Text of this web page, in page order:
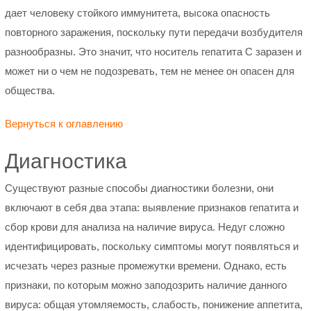
дает человеку стойкого иммунитета, высока опасность
повторного заражения, поскольку пути передачи возбудителя
разнообразны. Это значит, что носитель гепатита С заразен и
может ни о чем не подозревать, тем не менее он опасен для
общества.
Вернуться к оглавлению
Диагностика
Существуют разные способы диагностики болезни, они
включают в себя два этапа: выявление признаков гепатита и
сбор крови для анализа на наличие вируса. Недуг сложно
идентифицировать, поскольку симптомы могут появляться и
исчезать через разные промежутки времени. Однако, есть
признаки, по которым можно заподозрить наличие данного
вируса: общая утомляемость, слабость, понижение аппетита,